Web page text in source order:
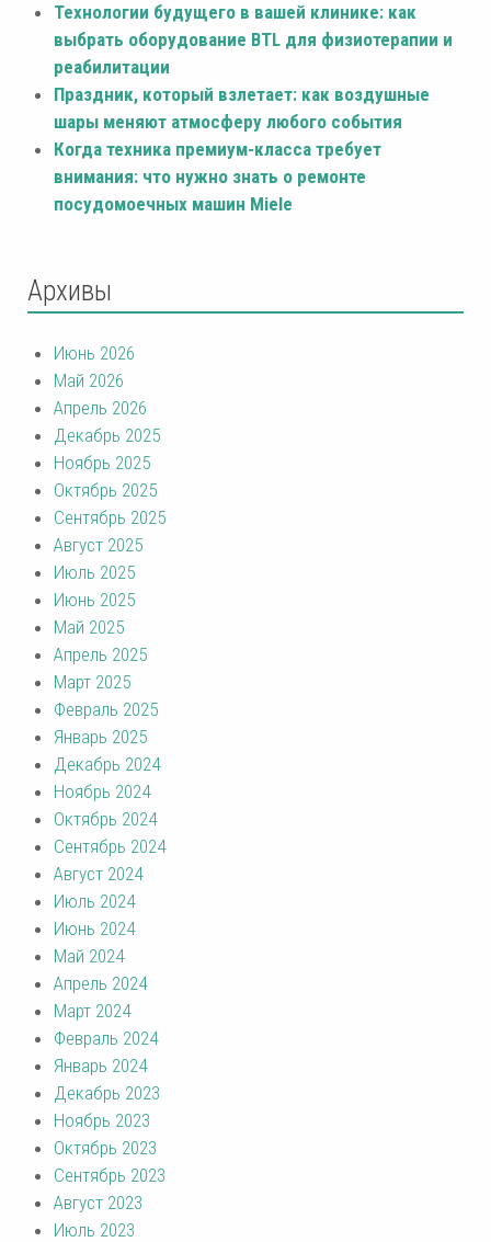
Технологии будущего в вашей клинике: как
выбрать оборудование BTL для физиотерапии и
реабилитации
Праздник, который взлетает: как воздушные
шары меняют атмосферу любого события
Когда техника премиум-класса требует
внимания: что нужно знать о ремонте
посудомоечных машин Miele
Архивы
Июнь 2026
Май 2026
Апрель 2026
Декабрь 2025
Ноябрь 2025
Октябрь 2025
Сентябрь 2025
Август 2025
Июль 2025
Июнь 2025
Май 2025
Апрель 2025
Март 2025
Февраль 2025
Январь 2025
Декабрь 2024
Ноябрь 2024
Октябрь 2024
Сентябрь 2024
Август 2024
Июль 2024
Июнь 2024
Май 2024
Апрель 2024
Март 2024
Февраль 2024
Январь 2024
Декабрь 2023
Ноябрь 2023
Октябрь 2023
Сентябрь 2023
Август 2023
Июль 2023